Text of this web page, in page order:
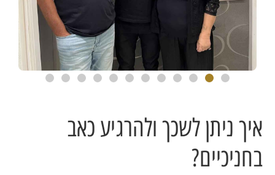
איך ניתן לשכך ולהרגיע כאב
בחניכיים?